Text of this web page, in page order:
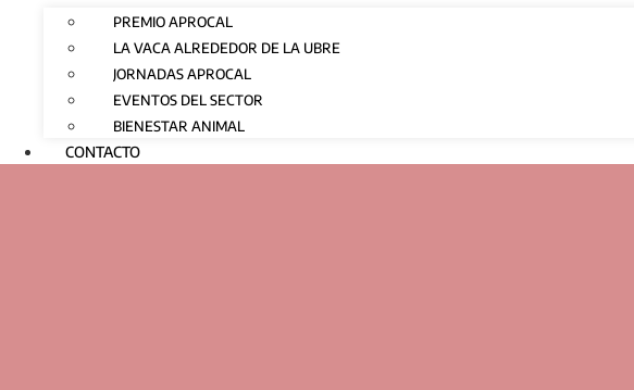
PREMIO APROCAL
LA VACA ALREDEDOR DE LA UBRE
JORNADAS APROCAL
EVENTOS DEL SECTOR
BIENESTAR ANIMAL
CONTACTO